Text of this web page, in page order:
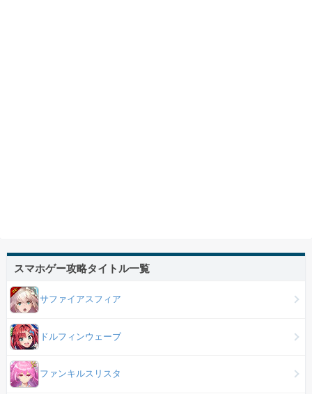
スマホゲー攻略タイトル一覧
サファイアスフィア
ドルフィンウェーブ
ファンキルスリスタ